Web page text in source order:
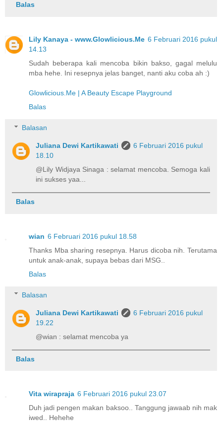
Balas
Lily Kanaya - www.Glowlicious.Me 6 Februari 2016 pukul
14.13
Sudah beberapa kali mencoba bikin bakso, gagal melulu
mba hehe. Ini resepnya jelas banget, nanti aku coba ah :)
Glowlicious.Me | A Beauty Escape Playground
Balas
Balasan
Juliana Dewi Kartikawati
6 Februari 2016 pukul
18.10
@Lily Widjaya Sinaga : selamat mencoba. Semoga kali
ini sukses yaa...
Balas
wian 6 Februari 2016 pukul 18.58
Thanks Mba sharing resepnya. Harus dicoba nih. Terutama
untuk anak-anak, supaya bebas dari MSG..
Balas
Balasan
Juliana Dewi Kartikawati
6 Februari 2016 pukul
19.22
@wian : selamat mencoba ya
Balas
Vita wirapraja 6 Februari 2016 pukul 23.07
Duh jadi pengen makan baksoo.. Tanggung jawaab nih mak
iwed.. Hehehe